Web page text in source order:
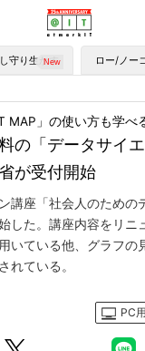
守り生かす ロー/ノー
の「データサイ
が受付開始
MAP」の使い方も学べ
講座「社会人のための
した。講座内容をリニ
いている他、グラフの
れている。
PC